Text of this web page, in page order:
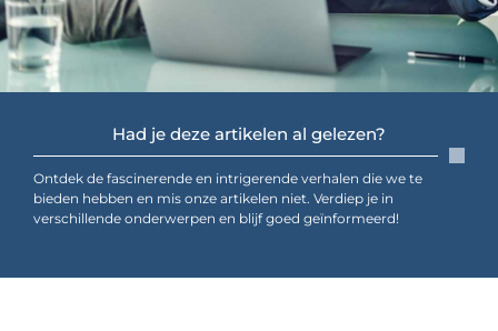
Had je deze artikelen al gelezen?
Ontdek de fascinerende en intrigerende verhalen die we te
bieden hebben en mis onze artikelen niet. Verdiep je in
verschillende onderwerpen en blijf goed geïnformeerd!